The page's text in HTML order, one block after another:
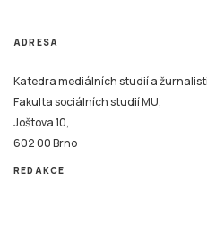
ADRESA
Katedra mediálních studií a
Fakulta sociálních studií MU,
Joštova 10,
602 00 Brno
REDAKCE